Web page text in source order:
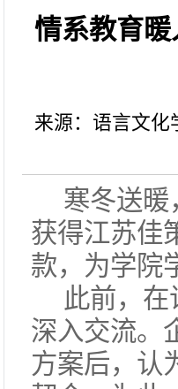
情系教育
来源：语言文化
寒冬送暖
获得江苏佳
款，为学院
此前，
深入交流。
方案后，认